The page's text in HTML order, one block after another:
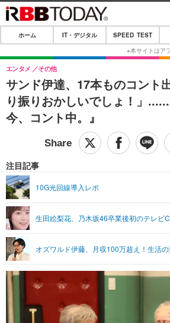
ホーム
IT・デジタル
IT・デジタルTOP
ネタ
ショッピング
SPEED TEST
エンタメ
エンタメTOP
音楽
ペット
リリース一覧
プッシュ通知の停止方法
ホーム IT・デジタル SPEED TEST
サンド伊達、17本ものコント
り振りおかしいでしょ！」
今、コント中。』
エンタメ その他
注目記事
10G光回線導入レポ
生田絵梨花、乃木坂46卒業後初のテレビ
オズワルド伊藤、月収100万超え！生活